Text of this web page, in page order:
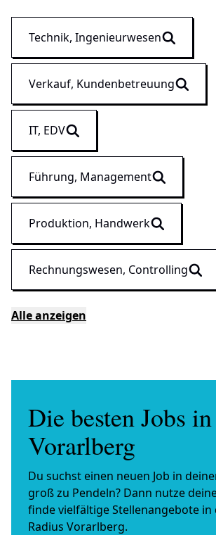
Technik, Ingenieurwesen
Verkauf, Kundenbetreuung
IT, EDV
Führung, Management
Produktion, Handwerk
Rechnungswesen, Controlling
Alle anzeigen
Die besten Jobs in
Vorarlberg
Du suchst einen neuen Job in
groß zu Pendeln? Dann nutze
finde vielfältige Stellenangebote in
Radius Vorarlberg.